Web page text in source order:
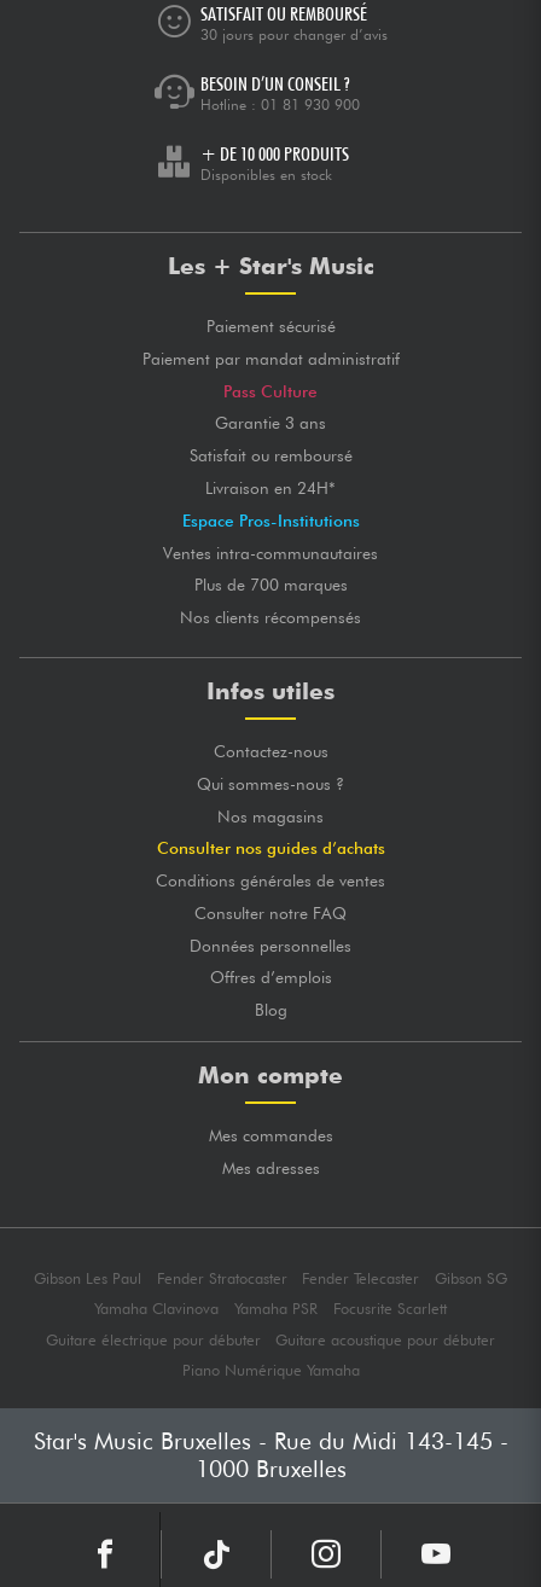
SATISFAIT OU REMBOURSÉ
30 jours pour changer d’avis
BESOIN D’UN CONSEIL ?
Hotline : 01 81 930 900
+ DE 10 000 PRODUITS
Disponibles en stock
Les + Star's Music
Paiement sécurisé
Paiement par mandat administratif
Pass Culture
Garantie 3 ans
Satisfait ou remboursé
Livraison en 24H*
Espace Pros-Institutions
Ventes intra-communautaires
Plus de 700 marques
Nos clients récompensés
Infos utiles
Contactez-nous
Qui sommes-nous ?
Nos magasins
Consulter nos guides d’achats
Conditions générales de ventes
Consulter notre FAQ
Données personnelles
Offres d’emplois
Blog
Mon compte
Mes commandes
Mes adresses
Gibson Les Paul Fender Stratocaster Fender Telecaster
Gibson SG
Yamaha Clavinova
Yamaha PSR
Focusrite Scarlett
Guitare électrique pour débuter
Guitare acoustique pour débuter
Piano Numérique Yamaha
Star's Music Bruxelles - Rue du Midi 143-145 -
1000 Bruxelles